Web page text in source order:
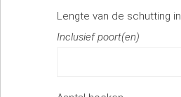
Lengte van de schutting in
Inclusief poort(en)